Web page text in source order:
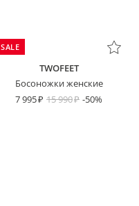
SALE
TWOFEET
Босоножки женские
7 995
15 990 -50%